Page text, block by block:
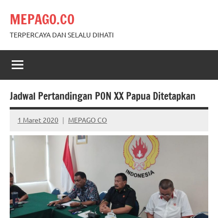
content
MEPAGO.CO
TERPERCAYA DAN SELALU DIHATI
Jadwal Pertandingan PON XX Papua Ditetapkan
1 Maret 2020 MEPAGO CO
No
comments